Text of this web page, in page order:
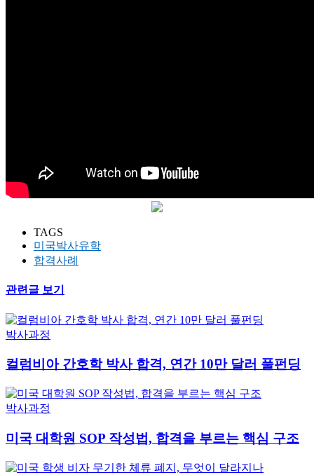
TAGS
미국박사유학
합격사례
관련글 보기
박사과정
컬럼비아 간호학 박사 합격, 연간 10만 달러 풀펀딩
박사과정
미국 대학원 SOP 작성법, 합격을 부르는 핵심 구조